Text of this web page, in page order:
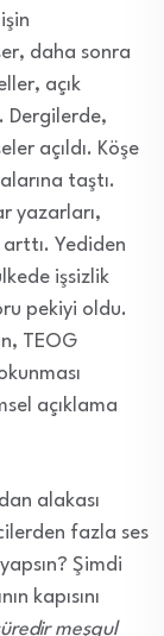
daha sonra
açık
Dergilerde,
açıldı. Köşe
taştı.
yazarları,
Yediden
işsizlik
pekiyi oldu.
TEOG
açıklama
alakası
fazla ses
Şimdi
kapısını
meşgul